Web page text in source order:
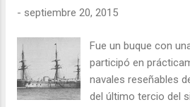
dedicada al
Liverpool
Pikington y Henry
de atender al
- septiembre 20, 2015
Fue un buque con
participó en
navales reseñables
del último tercio del